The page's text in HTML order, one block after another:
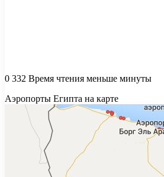
0 332 Время чтения меньше минуты
Аэропорты Египта на карте